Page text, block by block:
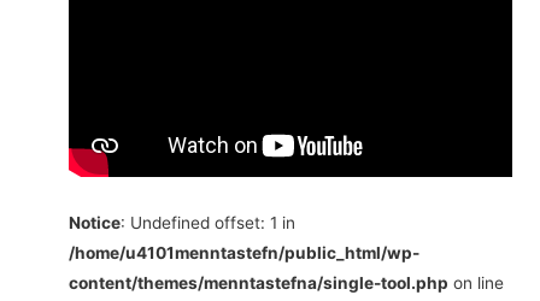
Notice: Undefined offset: 1 in
/home/u4101menntastefn/public_html/wp-
content/themes/menntastefna/single-tool.php on line